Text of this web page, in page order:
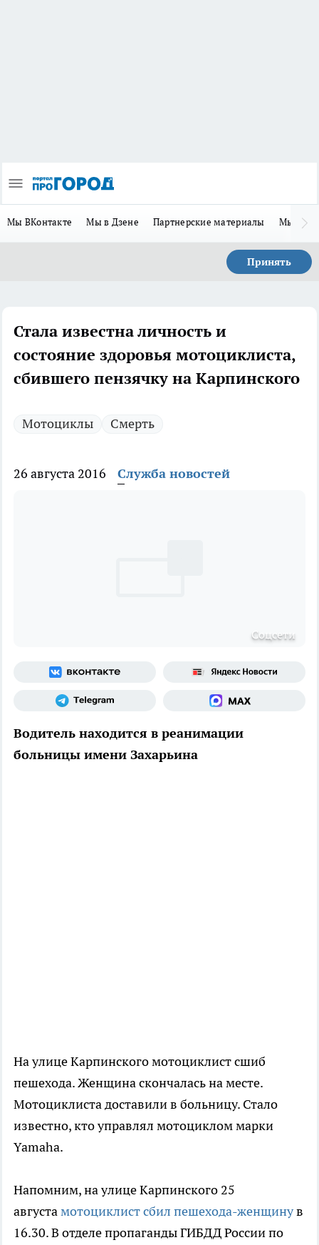
Мы ВКонтакте Мы в Дзене Партнерские материалы Мы в
Принять
Стала известна личность и
состояние здоровья мотоциклиста,
сбившего пензячку на Карпинского
Мотоциклы Смерть
26 августа 2016 Служба новостей
Соцсети
Водитель находится в реанимации
больницы имени Захарьина
На улице Карпинского мотоциклист сшиб
пешехода. Женщина скончалась на месте.
Мотоциклиста доставили в больницу. Стало
известно, кто управлял мотоциклом марки
Yamaha.
Напомним, на улице Карпинского 25
августамотоциклист сбил пешехода-женщинув
16.30. В отделе пропаганды ГИБДД России по